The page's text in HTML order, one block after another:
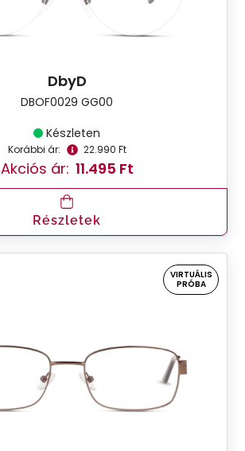
DbyD
DBOF0029 GG00
Készleten
Korábbi ár: 22.990 Ft
Akciós ár: 11.495 Ft
Részletek
VIRTUÁLIS
PRÓBA